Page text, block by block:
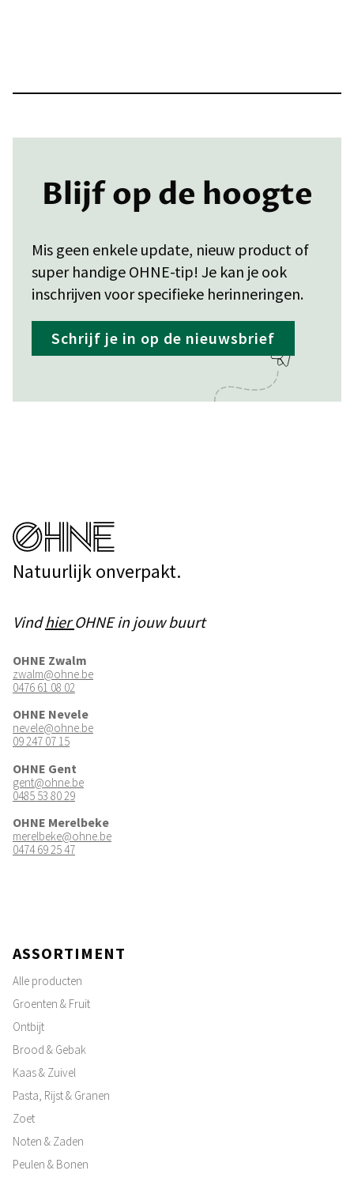
Blijf op de hoogte
Mis geen enkele update, nieuw product of
super handige OHNE-tip! Je kan je ook
inschrijven voor specifieke herinneringen.
Schrijf je in op de nieuwsbrief
Natuurlijk onverpakt.
VindhierOHNE in jouw buurt
OHNE Zwalm
zwalm@ohne.be
0476 61 08 02
OHNE Nevele
nevele@ohne.be
09 247 07 15
OHNE Gent
gent@ohne.be
0485 53 80 29
OHNE Merelbeke
merelbeke@ohne.be
0474 69 25 47
ASSORTIMENT
Alle producten
Groenten & Fruit
Ontbijt
Brood & Gebak
Kaas & Zuivel
Pasta, Rijst & Granen
Zoet
Noten & Zaden
Peulen & Bonen